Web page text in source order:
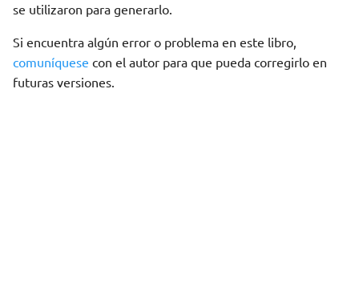
se utilizaron para generarlo.
Si encuentra algún error o problema en este libro,
comuníquese con el autor para que pueda corregirlo en
futuras versiones.